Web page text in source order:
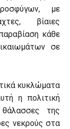
με
βίαιες
κάθε
σε
κυκλώματα
η πολιτική
της
νεκρούς στα